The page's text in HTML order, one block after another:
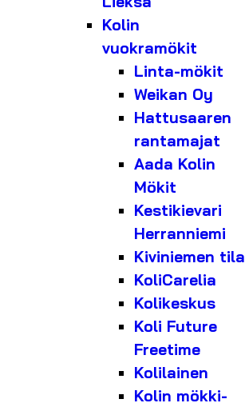
Kolin
vuokramökit
Linta-mökit
Weikan Oy
Hattusaaren
rantamajat
Aada Kolin
Mökit
Kestikievari
Herranniemi
Kiviniemen tila
KoliCarelia
Kolikeskus
Koli Future
Freetime
Kolilainen
Kolin mökki-